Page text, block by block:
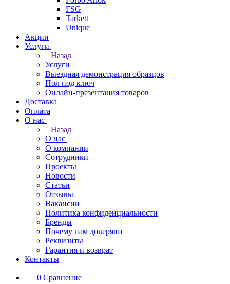
FSG
Tarkett
Unique
Акции
Услуги
Назад
Услуги
Выездная демонстрация образцов
Пол под ключ
Онлайн-презентация товаров
Доставка
Оплата
О нас
Назад
О нас
О компании
Сотрудники
Проекты
Новости
Статьи
Отзывы
Вакансии
Политика конфиденциальности
Бренды
Почему нам доверяют
Реквизиты
Гарантия и возврат
Контакты
0 Сравнение